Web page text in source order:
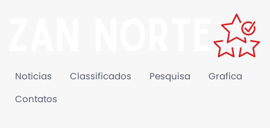
Noticias Classificados Pesquisa Grafica
Contatos